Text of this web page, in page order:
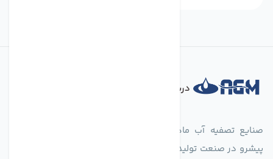
درباره فروشگاه
پیشرو در صنعت تولید تجهیزات تصفیه آب، با تکیه بر دانش فنی و